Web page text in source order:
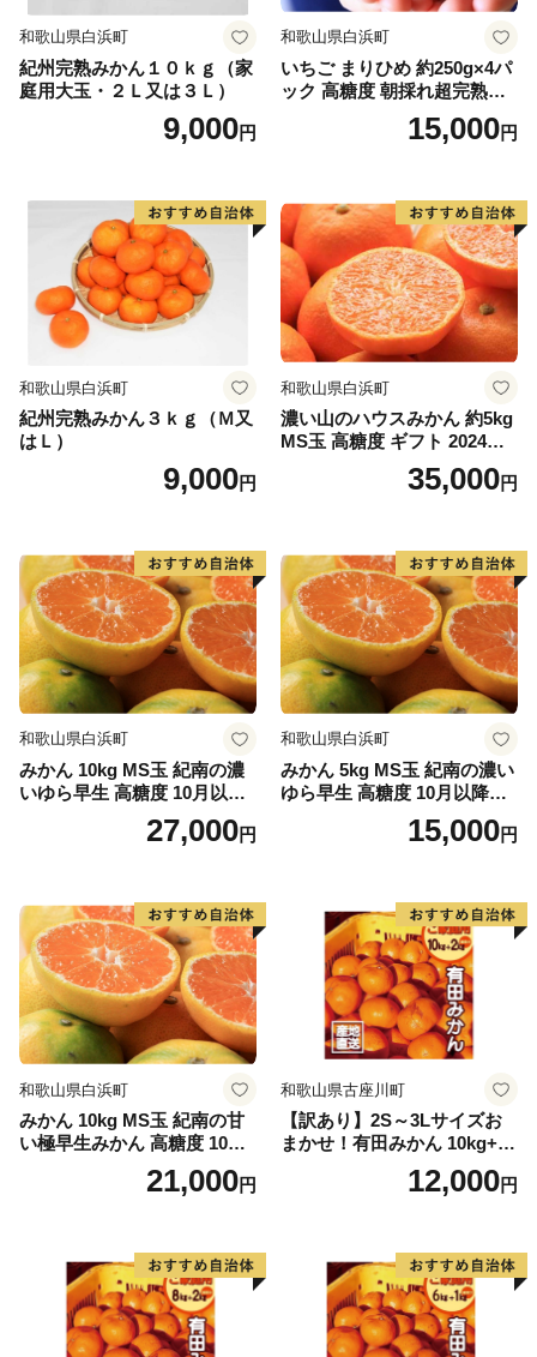
和歌山県白浜町
紀州完熟みかん１０ｋｇ（家
庭用大玉・２Ｌ又は３Ｌ）
9,000円
和歌山県白浜町
いちご まりひめ 約250g×4パ
ック 高糖度 朝採れ超完熟ま
りひめ 1月以降発送分15,000円
和歌山県白浜町
紀州完熟みかん３ｋｇ（Ｍ又
はＬ）
9,000円
和歌山県白浜町
濃い山のハウスみかん 約5kg
MS玉 高糖度 ギフト 2024年7
35,000円
和歌山県白浜町
みかん 10kg MS玉 紀南の濃
いゆら早生 高糖度 10月以降
発送 マルチ被覆栽培27,000円
和歌山県白浜町
みかん 5kg MS玉 紀南の濃い
ゆら早生 高糖度 10月以降発
送 マルチ被覆栽培15,000円
和歌山県白浜町
みかん 10kg MS玉 紀南の甘
い極早生みかん 高糖度 10月
以降発送 マルチ被覆栽培
21,000円
和歌山県古座川町
【訳あり】2S～3Lサイズお
まかせ！有田みかん 10kg+2k
g保証分 11月から12月下旬ま
でに順次発送致します。 / 訳
ん 和歌山 ご家庭用
12,000円